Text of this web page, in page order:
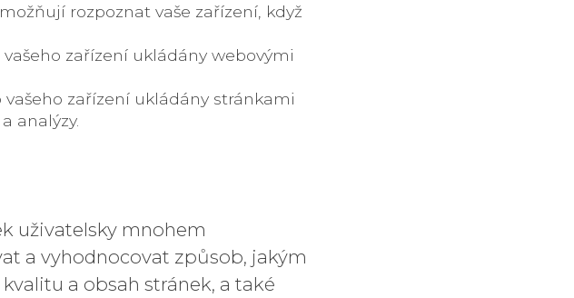
rozpoznat vaše zařízení, když
zařízení ukládány webovými
vašeho zařízení ukládány stránkami
analýzy.
uživatelsky mnohem
a vyhodnocovat způsob, jakým
a obsah stránek, a také